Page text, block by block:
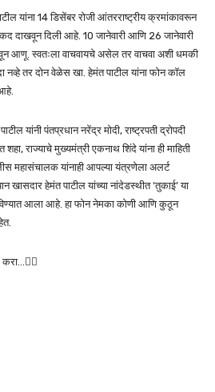
यांना 14 डिसेंबर रोजी आंतरराष्ट्रीय क्रमांकावरून
दाखवून दिली आहे. 10 जानेवारी आणि 26 जानेवारी
आणू. स्वतःला वाचवायचे असेल तर वाचवा अशी धमकी
नव्हे तर दोन वेळेस खा. हेमंत पाटील यांना फोन कॉल
यांनी पंतप्रधान नरेंद्र मोदी, राष्ट्रपती द्रोपदी
राज्याचे मुख्यमंत्री एकनाथ शिंदे यांना ही माहिती
महासंचालक यांनाही आपल्या यंत्रणेला अलर्ट
खासदार हेमंत पाटील यांच्या नांदेडस्थीत ‘तुकाई’ या
आला आहे. हा फोन नेमका कोणी आणि कुठून